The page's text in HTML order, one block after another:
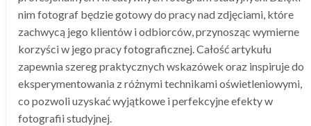
nim fotograf będzie gotowy do pracy nad zdjęciami, które
zachwycą jego klientów i odbiorców, przynosząc wymierne
korzyści w jego pracy fotograficznej. Całość artykułu
zapewnia szereg praktycznych wskazówek oraz inspiruje do
eksperymentowania z różnymi technikami oświetleniowymi,
co pozwoli uzyskać wyjątkowe i perfekcyjne efekty w
fotografii studyjnej.